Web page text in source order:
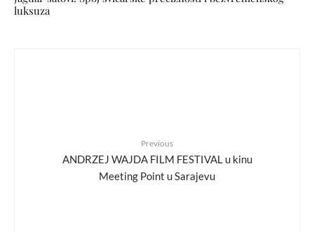
luksuza
Previous
ANDRZEJ WAJDA FILM FESTIVAL u kinu
Meeting Point u Sarajevu